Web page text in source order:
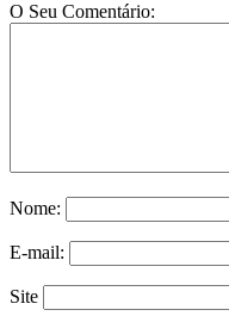
O Seu Comentário:
Nome:
E-mail:
Site